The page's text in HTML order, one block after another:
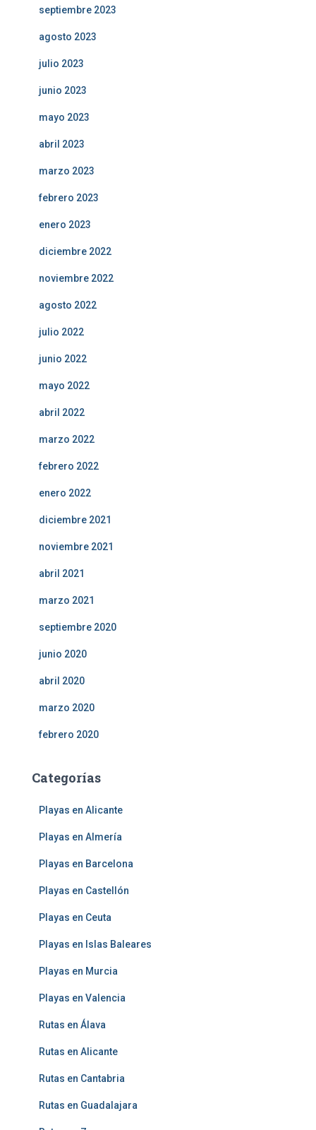
septiembre 2023
agosto 2023
julio 2023
junio 2023
mayo 2023
abril 2023
marzo 2023
febrero 2023
enero 2023
diciembre 2022
noviembre 2022
agosto 2022
julio 2022
junio 2022
mayo 2022
abril 2022
marzo 2022
febrero 2022
enero 2022
diciembre 2021
noviembre 2021
abril 2021
marzo 2021
septiembre 2020
junio 2020
abril 2020
marzo 2020
febrero 2020
Categorías
Playas en Alicante
Playas en Almería
Playas en Barcelona
Playas en Castellón
Playas en Ceuta
Playas en Islas Baleares
Playas en Murcia
Playas en Valencia
Rutas en Álava
Rutas en Alicante
Rutas en Cantabria
Rutas en Guadalajara